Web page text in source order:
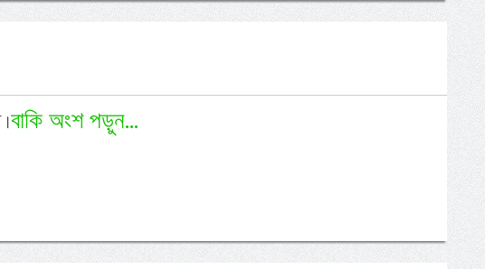
বাকি অংশ পড়ুন...